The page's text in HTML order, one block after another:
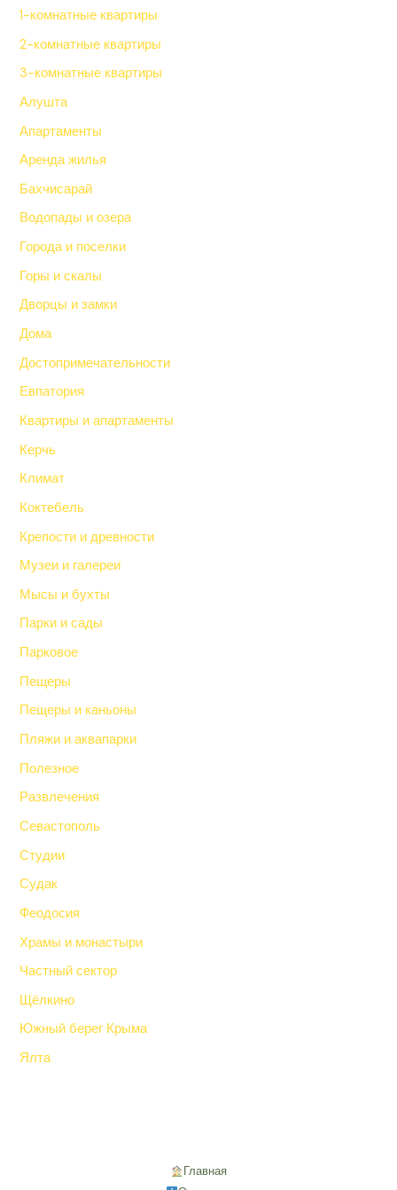
1-комнатные квартиры
2-комнатные квартиры
3-комнатные квартиры
Алушта
Апартаменты
Аренда жилья
Бахчисарай
Водопады и озера
Города и поселки
Горы и скалы
Дворцы и замки
Дома
Достопримечательности
Евпатория
Квартиры и апартаменты
Керчь
Климат
Коктебель
Крепости и древности
Музеи и галереи
Мысы и бухты
Парки и сады
Парковое
Пещеры
Пещеры и каньоны
Пляжи и аквапарки
Полезное
Развлечения
Севастополь
Студии
Судак
Феодосия
Храмы и монастыри
Частный сектор
Щёлкино
Южный берег Крыма
Ялта
Главная